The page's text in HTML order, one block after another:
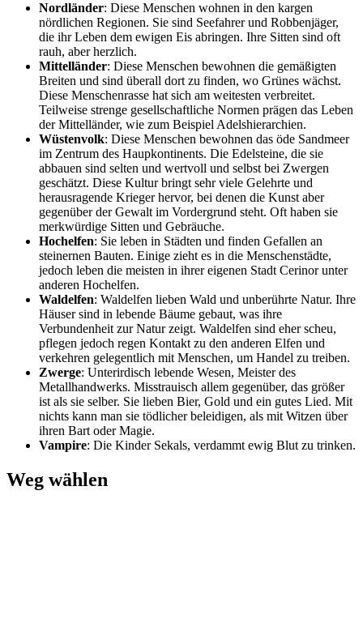
Nordländer: Diese Menschen wohnen in den kargen
nördlichen Regionen. Sie sind Seefahrer und Robbenjäger,
die ihr Leben dem ewigen Eis abringen. Ihre Sitten sind oft
rauh, aber herzlich.
Mittelländer: Diese Menschen bewohnen die gemäßigten
Breiten und sind überall dort zu finden, wo Grünes wächst.
Diese Menschenrasse hat sich am weitesten verbreitet.
Teilweise strenge gesellschaftliche Normen prägen das Leben
der Mittelländer, wie zum Beispiel Adelshierarchien.
Wüstenvolk: Diese Menschen bewohnen das öde Sandmeer
im Zentrum des Haupkontinents. Die Edelsteine, die sie
abbauen sind selten und wertvoll und selbst bei Zwergen
geschätzt. Diese Kultur bringt sehr viele Gelehrte und
herausragende Krieger hervor, bei denen die Kunst aber
gegenüber der Gewalt im Vordergrund steht. Oft haben sie
merkwürdige Sitten und Gebräuche.
Hochelfen: Sie leben in Städten und finden Gefallen an
steinernen Bauten. Einige zieht es in die Menschenstädte,
jedoch leben die meisten in ihrer eigenen Stadt Cerinor unter
anderen Hochelfen.
Waldelfen: Waldelfen lieben Wald und unberührte Natur. Ihre
Häuser sind in lebende Bäume gebaut, was ihre
Verbundenheit zur Natur zeigt. Waldelfen sind eher scheu,
pflegen jedoch regen Kontakt zu den anderen Elfen und
verkehren gelegentlich mit Menschen, um Handel zu treiben.
Zwerge: Unterirdisch lebende Wesen, Meister des
Metallhandwerks. Misstrauisch allem gegenüber, das größer
ist als sie selber. Sie lieben Bier, Gold und ein gutes Lied. Mit
nichts kann man sie tödlicher beleidigen, als mit Witzen über
ihren Bart oder Magie.
Vampire: Die Kinder Sekals, verdammt ewig Blut zu trinken.
Weg wählen